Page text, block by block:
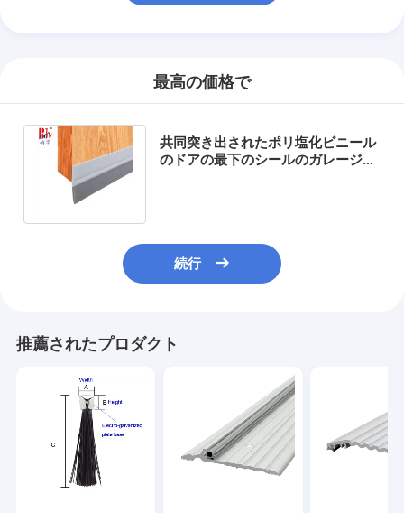
最高の価格で
共同突き出されたポリ塩化ビニール
のドアの最下のシールのガレージの
続行
推薦されたプロダクト